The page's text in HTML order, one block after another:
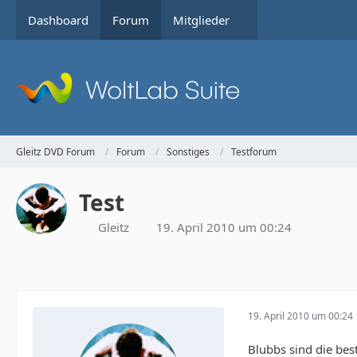
Dashboard Forum Mitglieder
Gleitz DVD Forum Forum Sonstiges Testforum
Test
Gleitz 19. April 2010 um 00:24
19. April 2010 um 00:24
Blubbs sind die